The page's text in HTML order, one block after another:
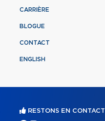
CARRIÈRE
BLOGUE
CONTACT
ENGLISH
RESTONS EN CONTACT